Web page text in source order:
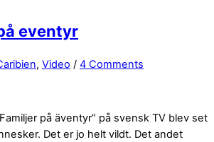
eventyr
, Video / 4 Comments
på äventyr” på svensk TV blev set
Det er jo helt vildt. Det andet